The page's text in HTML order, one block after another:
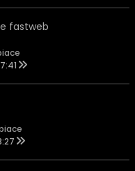
fastweb